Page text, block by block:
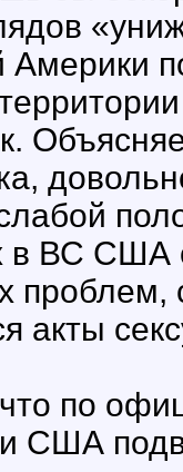
Америки
ВС США
акты
по
США